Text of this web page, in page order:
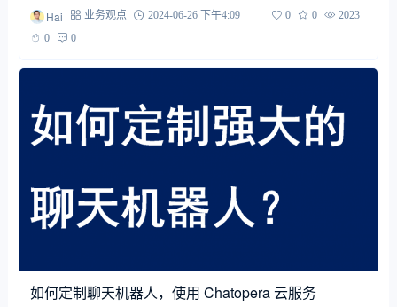
Hai 业务观点 2024-06-26 下午4:09 0 0
2023
0
0
如何定制聊天机器人，使用 Chatopera 云服务